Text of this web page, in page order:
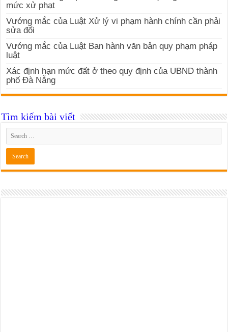
mức xử phạt
Vướng mắc của Luật Xử lý vi phạm hành chính cần phải
sửa đổi
Vướng mắc của Luật Ban hành văn bản quy phạm pháp
luật
Xác định hạn mức đất ở theo quy định của UBND thành
phố Đà Nẵng
Tìm kiếm bài viết